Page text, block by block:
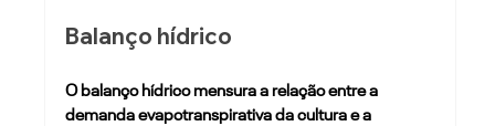
Balanço hídrico
O balanço hídrico mensura a relação entre a
demanda evapotranspirativa da cultura e a